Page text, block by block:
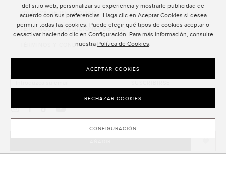
del sitio web, personalizar su experiencia y mostrarle publicidad de
acuerdo con sus preferencias. Haga clic en Aceptar Cookies si desea
permitir todas las cookies. Puede elegir qué tipos de cookies aceptar o
desactivar haciendo clic en Configuración. Para más información, consulte
nuestra Política de Cookies.
CONFIGURACIÓN
RECHAZAR COOKIES
ACEPTAR COOKIES
POLÍTICA DE PRIVACIDAD
TÉRMINOS Y CONDICIONES DE USO
TÉRMINOS Y CONDICIONES DE VENTA
SUSCRIPCIÓN AL NEWSLETTER